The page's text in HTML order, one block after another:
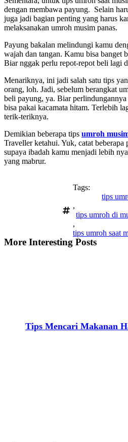
dengan membawa payung. Selain
juga jadi bagian penting yang harus
melaksanakan umroh musim panas.
Payung bakalan melindungi kamu
wajah dan tangan. Kamu bisa banget
Biar nggak perlu repot-repot beli lagi
Menariknya, ini jadi salah satu tips
orang, loh. Jadi, sebelum berangkat
beli payung, ya. Biar
bisa pakai kacamata hitam. Terlebih
terik-teriknya.
Demikian beberapa tips umroh
Traveller ketahui. Yuk, catat beberapa
supaya ibadah kamu menjadi lebih
yang mabrur.
Tags:
tips
,
tips umroh di
,
tips umroh saat
More Interesting Posts
Tips Mencari Makanan